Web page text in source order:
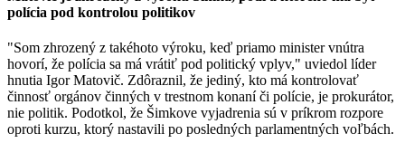
polícia pod kontrolou politikov
"Som zhrozený z takéhoto výroku, keď priamo minister vnútra
hovorí, že polícia sa má vrátiť pod politický vplyv," uviedol líder
hnutia Igor Matovič. Zdôraznil, že jediný, kto má kontrolovať
činnosť orgánov činných v trestnom konaní či polície, je prokurátor,
nie politik. Podotkol, že Šimkove vyjadrenia sú v príkrom rozpore
oproti kurzu, ktorý nastavili po posledných parlamentných voľbách.